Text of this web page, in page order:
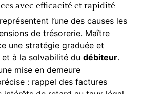
avec efficacité et rapidité
l’une des causes les
de trésorerie. Maître
une stratégie graduée et
à la solvabilité du débiteur.
mise en demeure
: rappel des factures